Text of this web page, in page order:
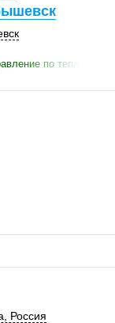
по
Россия